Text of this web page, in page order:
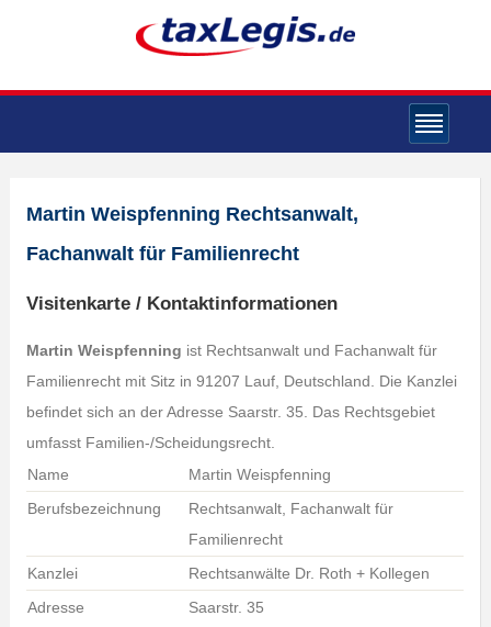
Martin Weispfenning Rechtsanwalt,
Fachanwalt für Familienrecht
Visitenkarte / Kontaktinformationen
Martin Weispfenning ist Rechtsanwalt und Fachanwalt für
Familienrecht mit Sitz in 91207 Lauf, Deutschland. Die Kanzlei
befindet sich an der Adresse Saarstr. 35. Das Rechtsgebiet
umfasst Familien-/Scheidungsrecht.
Name
Martin Weispfenning
Berufsbezeichnung
Rechtsanwalt, Fachanwalt für
Familienrecht
Kanzlei
Rechtsanwälte Dr. Roth + Kollegen
Adresse
Saarstr. 35